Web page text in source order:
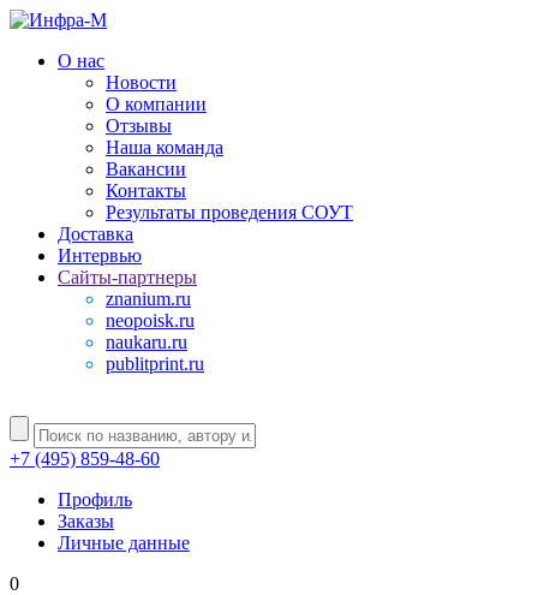
О нас
Новости
О компании
Отзывы
Наша команда
Вакансии
Контакты
Результаты проведения СОУТ
Доставка
Интервью
Сайты-партнеры
znanium.ru
neopoisk.ru
naukaru.ru
publitprint.ru
+7 (495) 859-48-60
Профиль
Заказы
Личные данные
0